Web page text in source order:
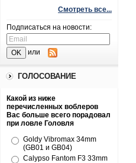
Смотреть все...
Подписаться на новости:
или
ГОЛОСОВАНИЕ
Какой из ниже
перечисленных воблеров
Вас больше всего порадовал
при ловле Головля
Goldy Vibromax 34mm
(GB01 и GB04)
Calypso Fantom F3 33mm